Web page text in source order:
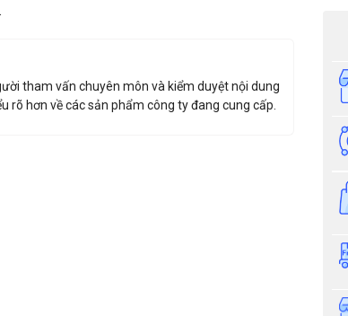
tham vấn chuyên môn và kiểm duyệt nội dung
hơn về các sản phẩm công ty đang cung cấp.